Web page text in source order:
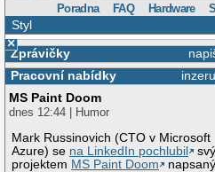
Poradna FAQ Hardware
Styl
×
Zprávičky
Pracovní nabídky
MS Paint Doom
dnes 12:44 | Humor
Mark Russinovich (CTO v Microsoft
Azure) se na LinkedIn pochlubil
projektem MS Paint Doom